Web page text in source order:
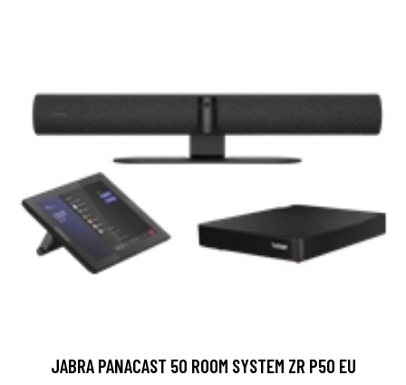
JABRA PANACAST 50 ROOM SYSTEM ZR P50 EU